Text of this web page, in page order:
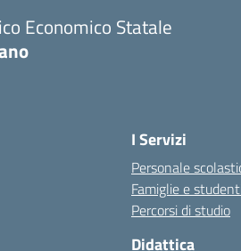
Economico Statale
I Servizi
Personale
Famiglie e studenti
Percorsi di studio
Didattica